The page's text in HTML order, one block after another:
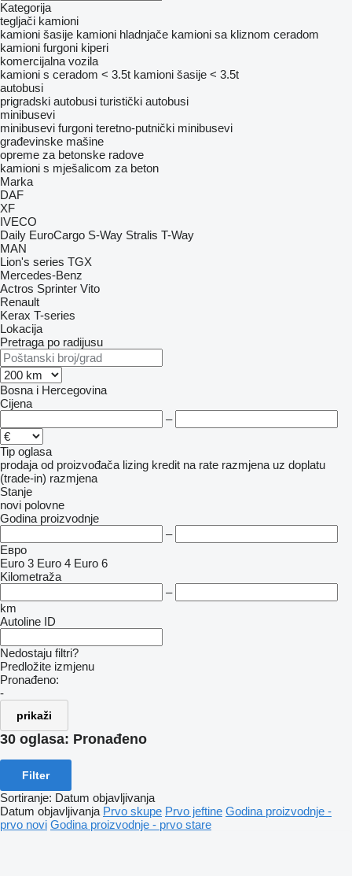
Kategorija
tegljači kamioni
kamioni šasije kamioni hladnjače kamioni sa kliznom ceradom
kamioni furgoni kiperi
komercijalna vozila
kamioni s ceradom < 3.5t kamioni šasije < 3.5t
autobusi
prigradski autobusi turistički autobusi
minibusevi
minibusevi furgoni teretno-putnički minibusevi
građevinske mašine
opreme za betonske radove
kamioni s mješalicom za beton
Marka
DAF
XF
IVECO
Daily EuroCargo S-Way Stralis T-Way
MAN
Lion's series TGX
Mercedes-Benz
Actros Sprinter Vito
Renault
Kerax T-series
Lokacija
Pretraga po radijusu
Bosna i Hercegovina
Cijena
–
Tip oglasa
prodaja od proizvođača lizing kredit na rate razmjena uz doplatu
(trade-in) razmjena
Stanje
novi polovne
Godina proizvodnje
–
Евро
Euro 3 Euro 4 Euro 6
Kilometraža
–
km
Autoline ID
Nedostaju filtri?
Predložite izmjenu
Pronađeno:
-
prikaži
30 oglasa: Pronađeno
Filter
Sortiranje: Datum objavljivanja
Datum objavljivanja Prvo skupe Prvo jeftine Godina proizvodnje -
prvo novi Godina proizvodnje - prvo stare